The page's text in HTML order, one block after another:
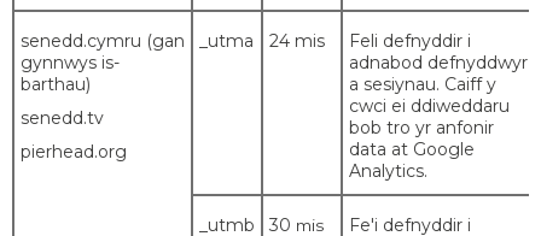
senedd.cymru (gan
gynnwys is-
barthau)
senedd.tv
pierhead.org
_utma 24 mis
Feli defnyddir i
adnabod defnyddwyr
a sesiynau. Caiff y
cwci ei ddiweddaru
bob tro yr anfonir
data at Google
Analytics.
_utmb 30 mis
Fe'i defnyddir i